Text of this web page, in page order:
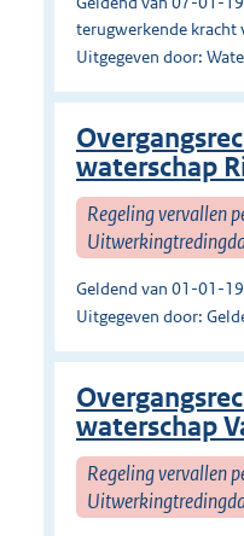
terugwerkende
Uitgegeven door:
waterschap
Regeling vervallen
Geldend van 01-01-
Uitgegeven door:
waterschap
Regeling vervallen